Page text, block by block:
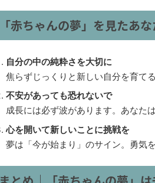
「赤ちゃんの夢」を見たあ
自分の中の純粋さを大切に
焦らずじっくりと新しい自分を育てる
不安があっても恐れないで
成長には必ず波があります。あなた
心を開いて新しいことに挑戦を
夢は「今が始まり」のサイン。勇気